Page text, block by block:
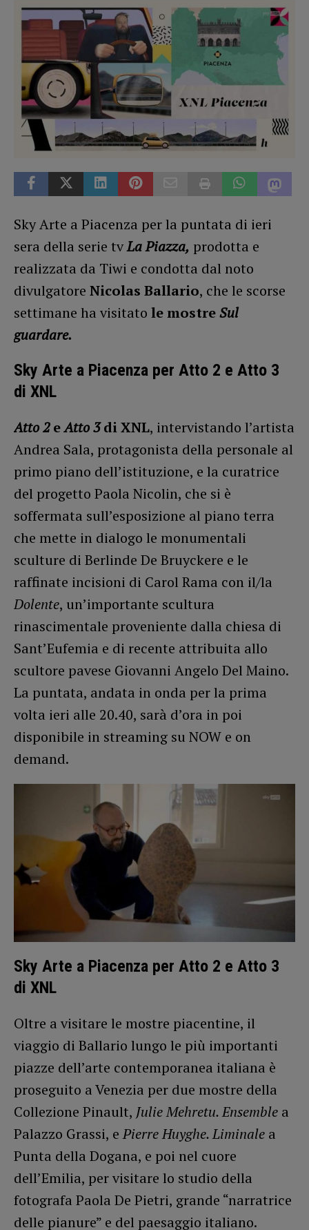
Sky Arte a Piacenza per la puntata di ieri
sera della serie tvLa Piazza, prodotta e
realizzata da Tiwi e condotta dal noto
divulgatore Nicolas Ballario, che le scorse
settimane ha visitato le mostreSul
guardare.
Sky Arte a Piacenza per Atto 2 e Atto 3
di XNL
Atto 2eAtto 3di XNL, intervistando l’artista
Andrea Sala, protagonista della personale al
primo piano dell’istituzione, e la curatrice
del progetto Paola Nicolin, che si è
soffermata sull’esposizione al piano terra
che mette in dialogo le monumentali
sculture di Berlinde De Bruyckere e le
raffinate incisioni di Carol Rama con il/la
Dolente, un’importante scultura
rinascimentale proveniente dalla chiesa di
Sant’Eufemia e di recente attribuita allo
scultore pavese Giovanni Angelo Del Maino.
La puntata, andata in onda per la prima
volta ieri alle 20.40, sarà d’ora in poi
disponibile in streaming su NOW e on
demand.
Sky Arte a Piacenza per Atto 2 e Atto 3
di XNL
Oltre a visitare le mostre piacentine, il
viaggio di Ballario lungo le più importanti
piazze dell’arte contemporanea italiana è
proseguito a Venezia per due mostre della
Collezione Pinault, Julie Mehretu. Ensemble a
Palazzo Grassi, ePierre Huyghe. Liminale a
Punta della Dogana, e poi nel cuore
dell’Emilia, per visitare lo studio della
fotografa Paola De Pietri, grande “narratrice
delle pianure” e del paesaggio italiano.